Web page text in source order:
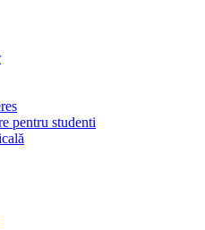
pentru studenti